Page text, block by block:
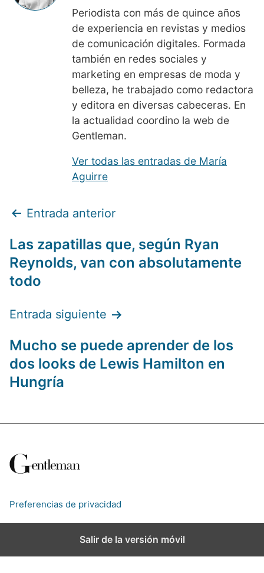
Periodista con más de quince años
de experiencia en revistas y medios
de comunicación digitales. Formada
también en redes sociales y
marketing en empresas de moda y
belleza, he trabajado como redactora
y editora en diversas cabeceras. En
la actualidad coordino la web de
Gentleman.
Ver todas las entradas de María
Aguirre
N
a
v
e
g
c
i
n
e
n
r
Entrada anterior
Las zapatillas que, según Ryan
Reynolds, van con absolutamente
todo
Entrada siguiente
Mucho se puede aprender de los
dos looks de Lewis Hamilton en
Hungría
Preferencias de privacidad
Salir de la versión móvil